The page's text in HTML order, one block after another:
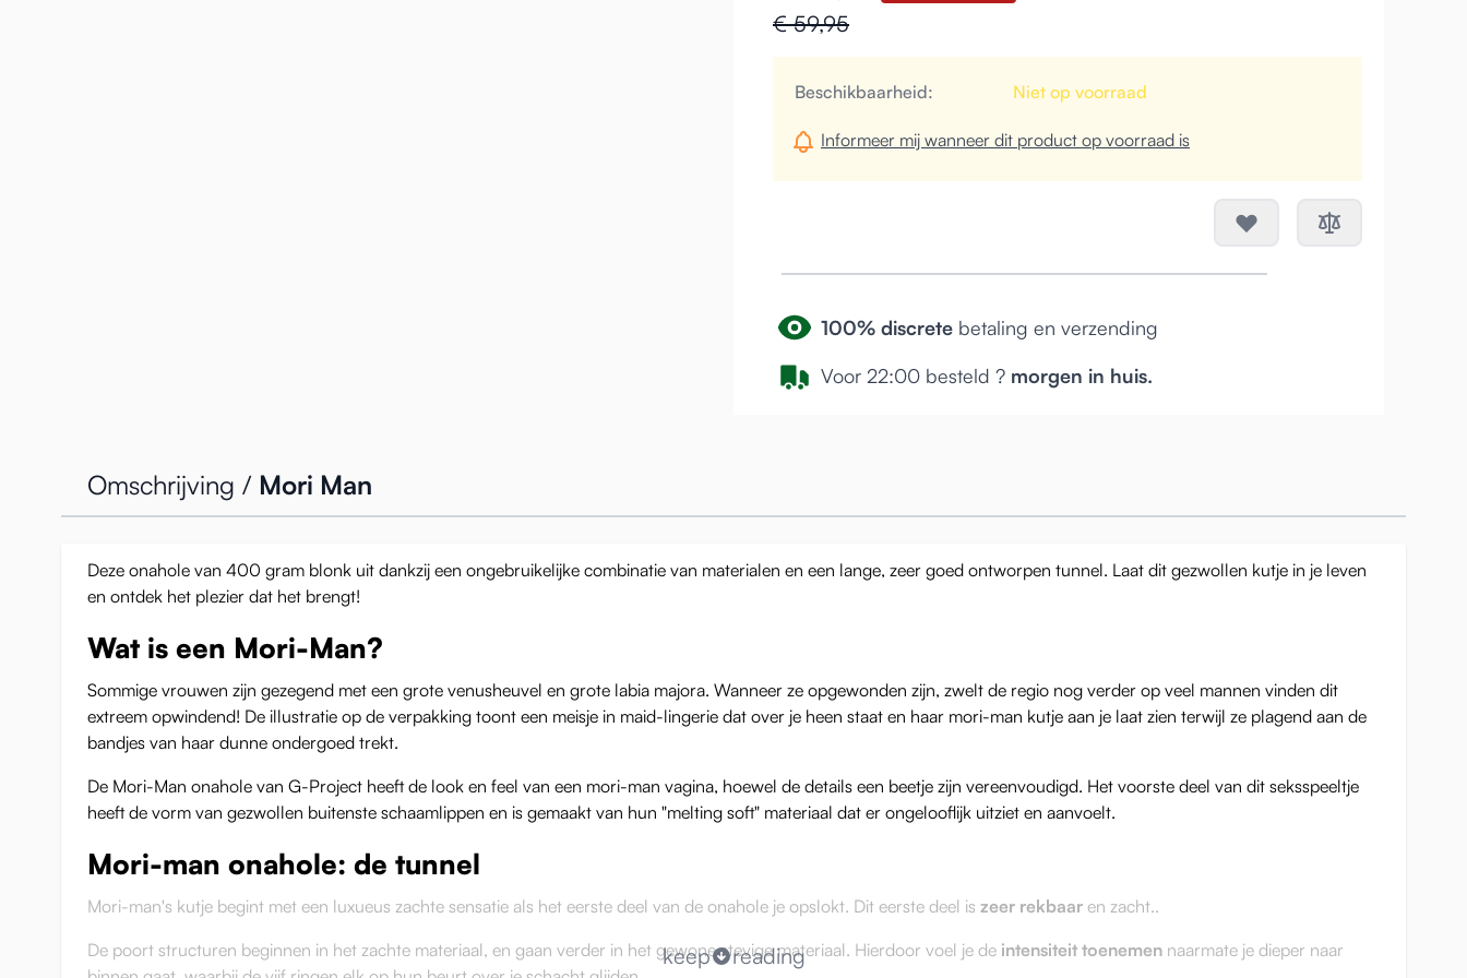
€ 59,95
Beschikbaarheid: Niet op voorraad
Informeer mij wanneer dit product op voorraad is
100% discrete betaling en verzending
Voor 22:00 besteld ? morgen in huis.
Omschrijving / Mori Man
Deze onahole van 400 gram blonk uit dankzij een ongebruikelijke combinatie van materialen en een lange, zeer goed ontworpen tunnel. Laat dit gezwollen kutje in je leven
en ontdek het plezier dat het brengt!
Wat is een Mori-Man?
Sommige vrouwen zijn gezegend met een grote venusheuvel en grote labia majora. Wanneer ze opgewonden zijn, zwelt de regio nog verder op veel mannen vinden dit
extreem opwindend! De illustratie op de verpakking toont een meisje in maid-lingerie dat over je heen staat en haar mori-man kutje aan je laat zien terwijl ze plagend aan de
bandjes van haar dunne ondergoed trekt.
De Mori-Man onahole van G-Project heeft de look en feel van een mori-man vagina, hoewel de details een beetje zijn vereenvoudigd. Het voorste deel van dit seksspeeltje
heeft de vorm van gezwollen buitenste schaamlippen en is gemaakt van hun "melting soft" materiaal dat er ongelooflijk uitziet en aanvoelt.
Mori-man onahole: de tunnel
Mori-man's kutje begint met een luxueus zachte sensatie als het eerste deel van de onahole je opslokt. Dit eerste deel is zeer rekbaar en zacht..
De poort structuren beginnen in het zachte materiaal, en gaan verder in het gewone stevige materiaal. Hierdoor voel je de intensiteit toenemen naarmate je dieper naar
keep reading